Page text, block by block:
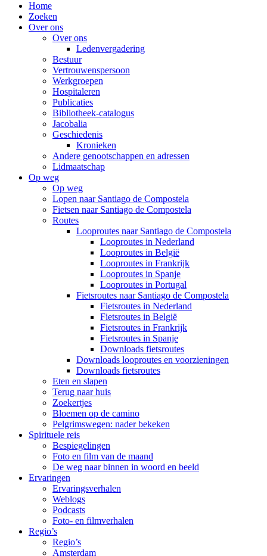
Home
Zoeken
Over ons
Over ons
Ledenvergadering
Bestuur
Vertrouwenspersoon
Werkgroepen
Hospitaleren
Publicaties
Bibliotheek-catalogus
Jacobalia
Geschiedenis
Kronieken
Andere genootschappen en adressen
Lidmaatschap
Op weg
Op weg
Lopen naar Santiago de Compostela
Fietsen naar Santiago de Compostela
Routes
Looproutes naar Santiago de Compostela
Looproutes in Nederland
Looproutes in België
Looproutes in Frankrijk
Looproutes in Spanje
Looproutes in Portugal
Fietsroutes naar Santiago de Compostela
Fietsroutes in Nederland
Fietsroutes in België
Fietsroutes in Frankrijk
Fietsroutes in Spanje
Downloads fietsroutes
Downloads looproutes en voorzieningen
Downloads fietsroutes
Eten en slapen
Terug naar huis
Zoekertjes
Bloemen op de camino
Pelgrimswegen: nader bekeken
Spirituele reis
Bespiegelingen
Foto en film van de maand
De weg naar binnen in woord en beeld
Ervaringen
Ervaringsverhalen
Weblogs
Podcasts
Foto- en filmverhalen
Regio’s
Regio’s
Amsterdam